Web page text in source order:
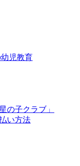
児教育
の子クラブ」
い方法